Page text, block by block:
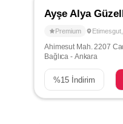
Ayşe Alya
Premium Etimesgut
Ahimesut Mah. 2207
Bağlıca - Ankara
%15 İndirim